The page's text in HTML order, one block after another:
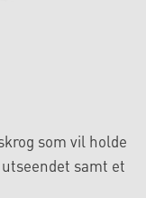
som vil holde
samt et